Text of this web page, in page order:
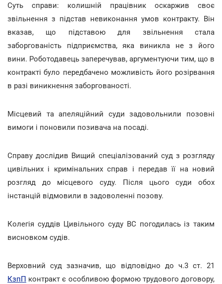
Суть справи: колишній працівник оскаржив своє
звільнення з підстав невиконання умов контракту. Він
вказав, що підставою для звільнення стала
заборгованість підприємства, яка виникла не з його
вини. Роботодавець заперечував, аргументуючи тим, що в
контракті було передбачено можливість його розірвання
в разі виникнення заборгованості.
Місцевий та апеляційний суди задовольнили позовні
вимоги і поновили позивача на посаді.
Справу дослідив Вищий спеціалізований суд з розгляду
цивільних і кримінальних справ і передав її на новий
розгляд до місцевого суду. Після цього суди обох
інстанцій відмовили в задоволенні позову.
Колегія суддів Цивільного суду ВС погодилась із таким
висновком судів.
Верховний суд зазначив, що відповідно до ч.3 ст. 21
КзпП контракт є особливою формою трудового договору,